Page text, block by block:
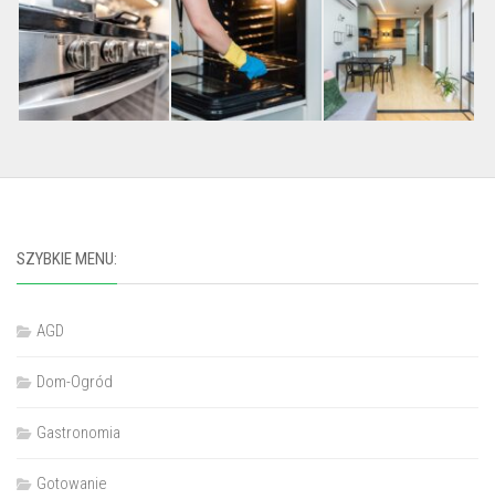
SZYBKIE MENU:
AGD
Dom-Ogród
Gastronomia
Gotowanie